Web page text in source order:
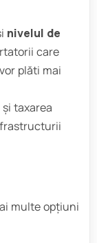
nivelul de
care
plăti mai
taxarea
multe opțiuni